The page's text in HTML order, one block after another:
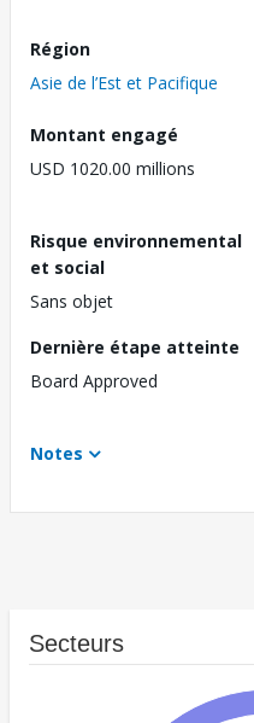
Région
Asie de l’Est et Pacifique
Montant engagé
USD 1020.00 millions
Risque environnemental
et social
Sans objet
Dernière étape atteinte
Board Approved
Notes
Secteurs